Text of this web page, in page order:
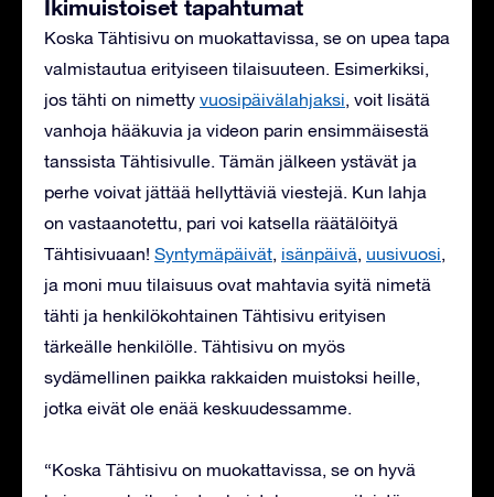
Ikimuistoiset tapahtumat
Koska Tähtisivu on muokattavissa, se on upea tapa
valmistautua erityiseen tilaisuuteen. Esimerkiksi,
jos tähti on nimetty vuosipäivälahjaksi, voit lisätä
vanhoja hääkuvia ja videon parin ensimmäisestä
tanssista Tähtisivulle. Tämän jälkeen ystävät ja
perhe voivat jättää hellyttäviä viestejä. Kun lahja
on vastaanotettu, pari voi katsella räätälöityä
Tähtisivuaan! Syntymäpäivät, isänpäivä, uusivuosi,
ja moni muu tilaisuus ovat mahtavia syitä nimetä
tähti ja henkilökohtainen Tähtisivu erityisen
tärkeälle henkilölle. Tähtisivu on myös
sydämellinen paikka rakkaiden muistoksi heille,
jotka eivät ole enää keskuudessamme.
“Koska Tähtisivu on muokattavissa, se on hyvä